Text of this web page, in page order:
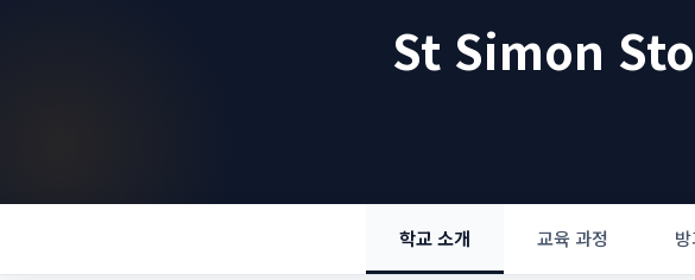
St Simon
학교 소개 교육 과정